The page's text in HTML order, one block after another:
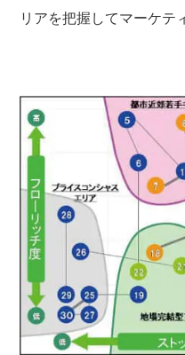
リアを把握してマーケテ